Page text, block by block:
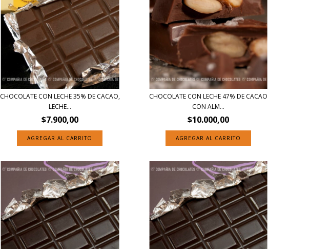
CHOCOLATE CON LECHE 35% DE CACAO,
LECHE...
$7.900,00
AGREGAR AL CARRITO
CHOCOLATE CON LECHE 47% DE CACAO
CON ALM...
$10.000,00
AGREGAR AL CARRITO